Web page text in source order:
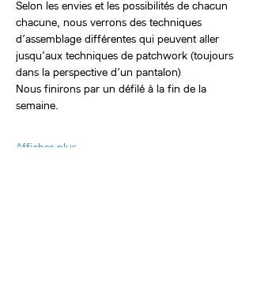
Selon les envies et les possibilités de chacun
chacune, nous verrons des techniques
d’assemblage différentes qui peuvent aller
jusqu’aux techniques de patchwork (toujours
dans la perspective d’un pantalon)
Nous finirons par un défilé à la fin de la
semaine.
Afficher plus